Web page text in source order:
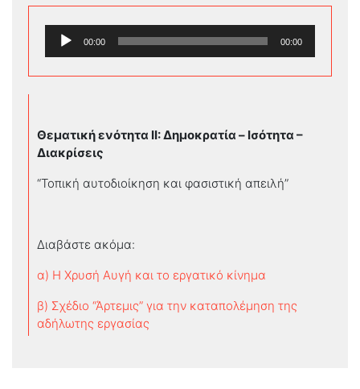
Πρόγραμμα
Αναπαραγωγής
00:00 00:00
Θεματική ενότητα ΙΙ: Δημοκρατία – Ισότητα –
Διακρίσεις
“Τοπική αυτοδιοίκηση και φασιστική απειλή”
Διαβάστε ακόμα:
α) Η Χρυσή Αυγή και το εργατικό κίνημα
β) Σχέδιο “Άρτεμις” για την καταπολέμηση της
αδήλωτης εργασίας